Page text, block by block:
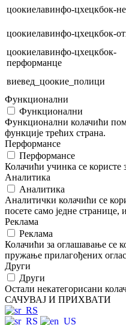
цоокиелавинфо-цхецкбок-
цоокиелавинфо-цхецкбок-
цоокиелавинфо-цхецкбок-
перформанце
виевед_цоокие_полици
Функционални
Функционални
Функционални колачићи
функције трећих страна.
Перформансе
Перформансе
Колачићи учинка се
Аналитика
Аналитика
Аналитички колачићи се
посете само једне странице,
Реклама
Реклама
Колачићи за оглашавање се
пружање прилагођених
Други
Други
Остали некатегорисани
САЧУВАЈ И ПРИХВАТИ